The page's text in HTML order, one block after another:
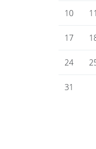
10 11
17
24
31